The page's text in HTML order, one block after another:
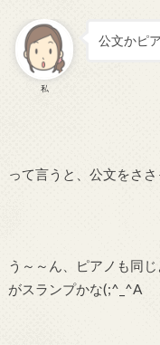
私
公文かピ
って言うと、公文をさ
う～～ん、ピアノも同
がスランプかな(;^_^A